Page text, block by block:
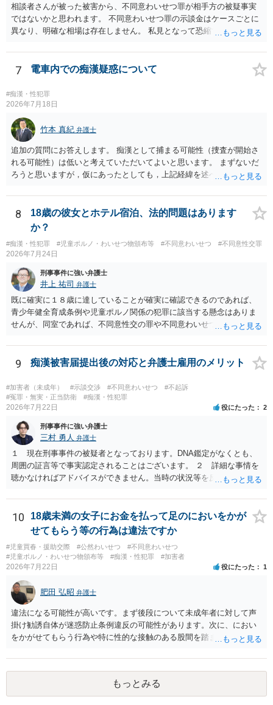
相談者さんが被った被害から、不同意わいせつ罪が相手方の被疑事実
ではないかと思われます。 不同意わいせつ罪の示談金はケースごとに
異なり、明確な相場は存在しません。 私見となって恐縮ですが、一般
方、相手方に資力がなければ、相場通りの請求は困難であることに留
意ください。 より詳細について、お聞きになりたい場合、最寄りの法
7 電車内での痴漢疑惑について
#痴漢・性犯罪
2026年7月18日
竹本 真紀 弁護士
追加の質問にお答えします。 痴漢として捕まる可能性（捜査が開始さ
れる可能性）は低いと考えていただいてよいと思います。 まずないだ
ろうと思いますが，仮にあったとしても，上記経緯を述べていただ
の方が動いた結果当たってしまったにすぎないことを述べれば大丈夫
です。 相手の方は，オーバーに表現すると，自然と嘘となるので，自
分に不利益がかかってくると認識します。 これがブレーキとなり，表
現されることはないと思っていただいて大丈夫です。 なお，痴漢の場
合，問題となるのは基本的に現場で被害申告（被害の目撃）があった
場合がほとんどです。 そうでないと，犯人の特定につながりません。
防犯カメラを気にされるかもしれませんが，本件の場合，防犯カメラ
があれば，かえって相談者が動いていないことがはっきり確認される
と思います。 ですから，この件については，相談者に捜査が及ぶこと
はないだろうと思っていただいて大丈夫です。 安心して下さいね。
8
18歳の彼女とホテル宿泊、法的問題はあります
か？
#痴漢・性犯罪 #児童ポルノ・わいせつ物頒布等 #不同意わいせつ #不同意性交罪
2026年7月24日
刑事事件に強い弁護士
井上 祐司 弁護士
既に確実に１８歳に達していることが確実に確認できるのであれば、
青少年健全育成条例や児童ポルノ関係の犯罪に該当する懸念はありま
せんが、同室であれば、不同意性交の罪や不同意わいせつの罪の問題
えます。 すでに成人している以上、ホテル側が訝しく思って連絡をす
る可能性というのはほとんどないと考えます。
9 痴漢被害届提出後の対応と弁護士雇用のメリット
#加害者（未成年） #示談交渉 #不同意わいせつ
#不起訴
#冤罪・無実・正当防衛
#痴漢・性犯罪
2026年7月22日 役にたった 2
刑事事件に強い弁護士
三村 勇人 弁護士
１ 現在刑事事件の被疑者となっております。DNA鑑定がなくとも、
周囲の証言等で事実認定されることはございます。 ２ 詳細な事情を
聴かなければアドバイスができません。当時の状況等を反論していく
ず、当事者で解決した事例を知りません。依頼しない理由がないかと
思います。
10
18歳未満の女子にお金を払って足のにおいをかが
せてもらう等の行為は違法ですか
#児童買春・援助交際 #公然わいせつ
#不同意わいせつ
#児童ポルノ・わいせつ物頒布等
#痴漢・性犯罪 #加害者
2026年7月22日 役にたった 1
肥田 弘昭 弁護士
違法になる可能性が高いです。まず後段について未成年者に対して声
掛け勧誘自体が迷惑防止条例違反の可能性があります。次に、におい
をかがせてもらう行為や特に性的な接触のある股間を踏ませる行為
条例違反などに該当する可能性が高いです。ご参考にしてください。
もっとみる